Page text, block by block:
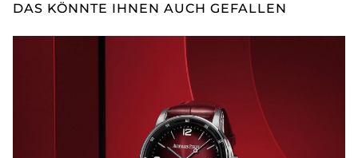
DAS KÖNNTE IHNEN AUCH GEFALLEN